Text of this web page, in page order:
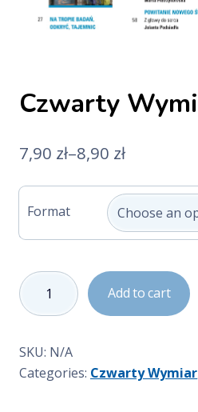
Czwarty
7,90 zł–8,90 zł
Format
Czwarty
Wymiar
10/2020
quantity
Add to cart
SKU: N/A
Categories: Czwarty Wymiar